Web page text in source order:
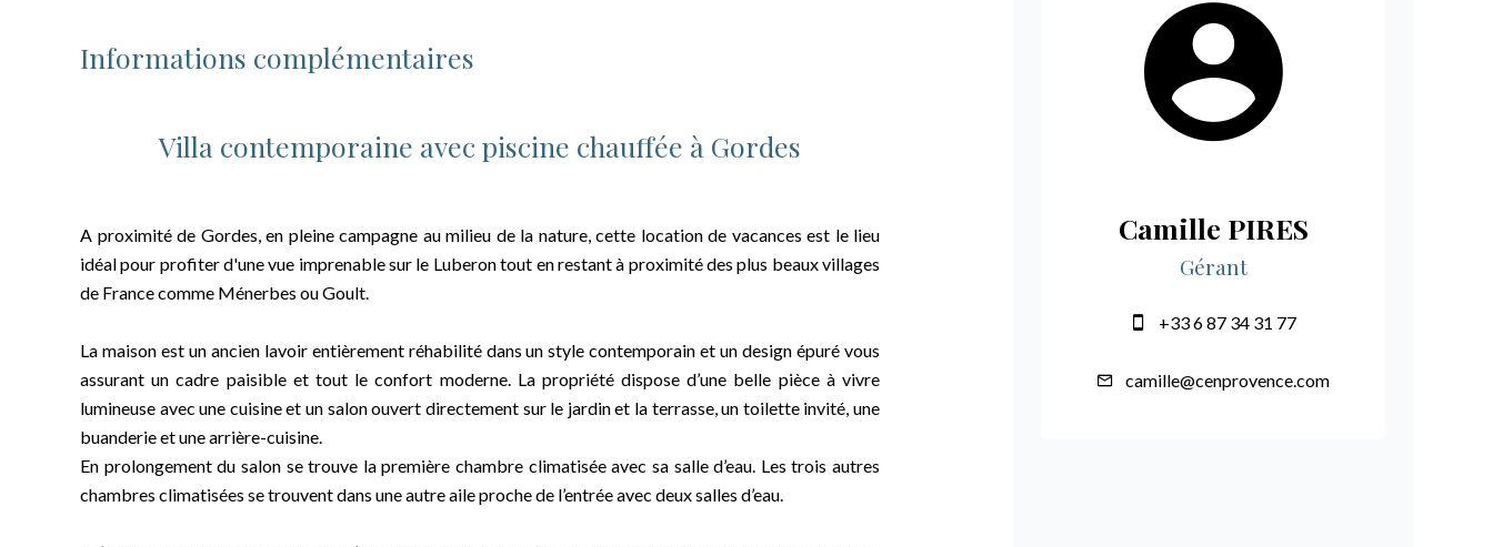
Informations complémentaires
Villa contemporaine avec piscine chauffée à Gordes
A proximité de Gordes, en pleine campagne au milieu de la nature, cette location de vacances est le lieu
idéal pour profiter d'une vue imprenable sur le Luberon tout en restant à proximité des plus beaux villages
de France comme Ménerbes ou Goult.
La maison est un ancien lavoir entièrement réhabilité dans un style contemporain et un design épuré vous
assurant un cadre paisible et tout le confort moderne. La propriété dispose d’une belle pièce à vivre
lumineuse avec une cuisine et un salon ouvert directement sur le jardin et la terrasse, un toilette invité, une
buanderie et une arrière-cuisine.
En prolongement du salon se trouve la première chambre climatisée avec sa salle d’eau. Les trois autres
chambres climatisées se trouvent dans une autre aile proche de l’entrée avec deux salles d’eau.
Camille PIRES
Gérant
+33 6 87 34 31 77
camille@cenprovence.com